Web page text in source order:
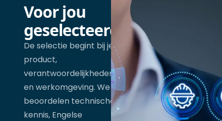
Voor jou
geselecteerd
De selectie begint bij je
product,
verantwoordelijkheden
en werkomgeving. We
beoordelen technische
kennis, Engelse